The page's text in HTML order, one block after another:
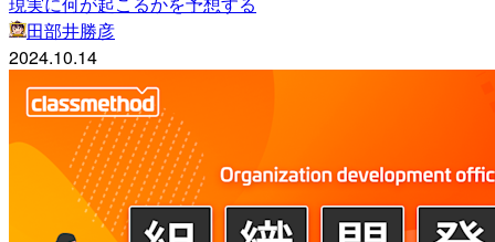
田部井勝彦
2024.10.14